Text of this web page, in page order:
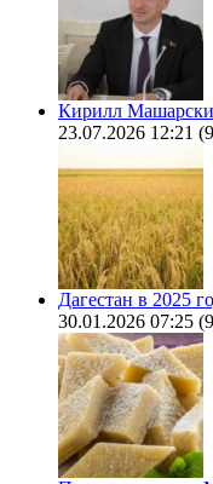
Кирилл
23.07.2026 12:21
Дагестан в 2025
30.01.2026 07:25